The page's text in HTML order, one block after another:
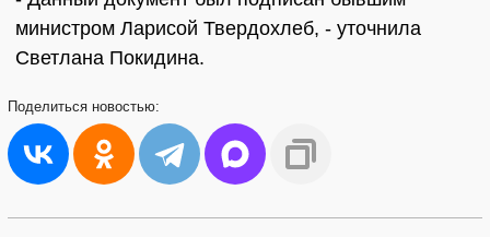
министром Ларисой Твердохлеб, - уточнила
Светлана Покидина.
Поделиться новостью: